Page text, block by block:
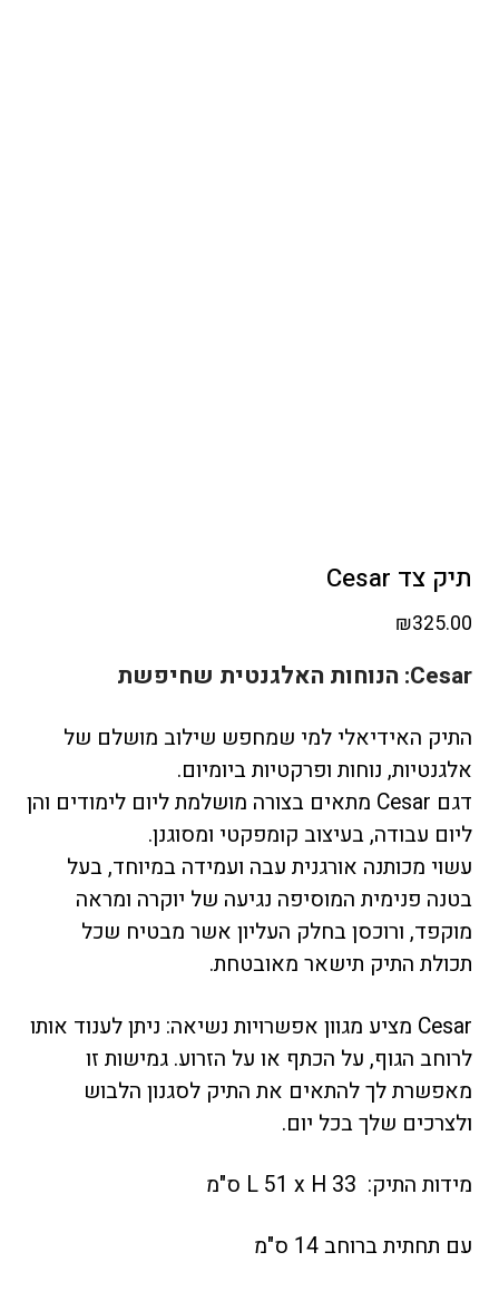
תיק צד Cesar
₪325.00
Cesar: הנוחות האלגנטית שחיפשת
התיק האידיאלי למי שמחפש שילוב מושלם של
אלגנטיות, נוחות ופרקטיות ביומיום.
דגם Cesar מתאים בצורה מושלמת ליום לימודים והן
ליום עבודה, בעיצוב קומפקטי ומסוגנן.
עשוי מכותנה אורגנית עבה ועמידה במיוחד, בעל
בטנה פנימית המוסיפה נגיעה של יוקרה ומראה
מוקפד, ורוכסן בחלק העליון אשר מבטיח שכל
תכולת התיק תישאר מאובטחת.
Cesar מציע מגוון אפשרויות נשיאה: ניתן לענוד אותו
לרוחב הגוף, על הכתף או על הזרוע. גמישות זו
מאפשרת לך להתאים את התיק לסגנון הלבוש
ולצרכים שלך בכל יום.
מידות התיק: L 51 x H 33 ס"מ
עם תחתית ברוחב 14 ס"מ